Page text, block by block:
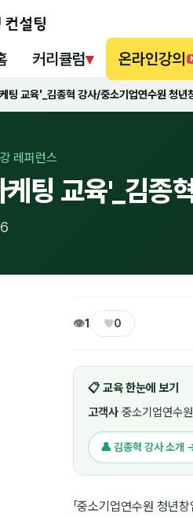
커리큘럼▾ 온라인강의
팅 교육'_김종혁 강사/중소기업연수원 청년
레퍼런스
케팅 교육'_김종
👁1 ♥0
📋 교육 한눈에 보기
고객사 중소기업연수
👤 김종혁 강사 소개
「중소기업연수원 청년